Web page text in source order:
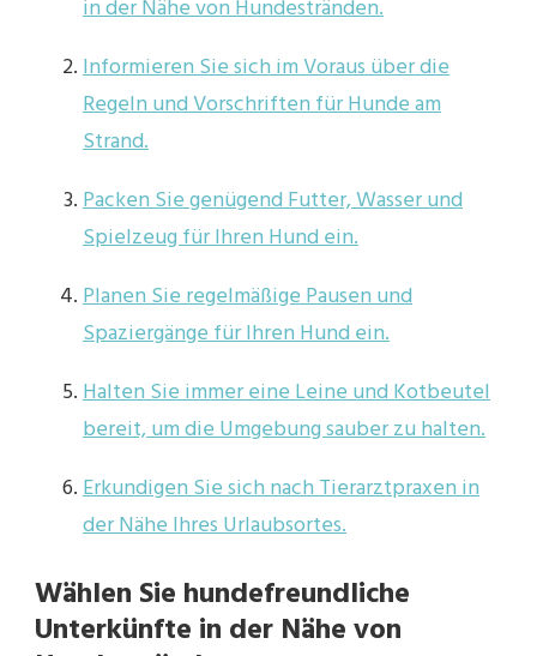
in der Nähe von Hundestränden.
Informieren Sie sich im Voraus über die
Regeln und Vorschriften für Hunde am
Strand.
Packen Sie genügend Futter, Wasser und
Spielzeug für Ihren Hund ein.
Planen Sie regelmäßige Pausen und
Spaziergänge für Ihren Hund ein.
Halten Sie immer eine Leine und Kotbeutel
bereit, um die Umgebung sauber zu halten.
Erkundigen Sie sich nach Tierarztpraxen in
der Nähe Ihres Urlaubsortes.
Wählen Sie hundefreundliche
Unterkünfte in der Nähe von